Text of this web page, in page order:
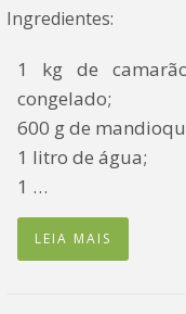
Ingredientes:
1 kg de
congelado;
600 g de
1 litro de água;
1 …
LEIA MAIS